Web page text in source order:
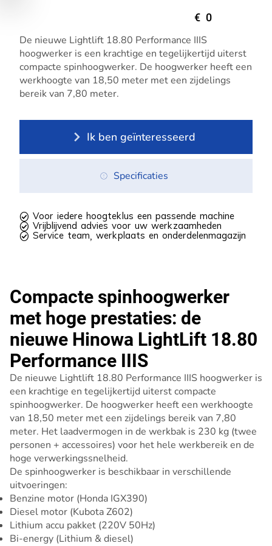
De nieuwe Lightlift 18.80 Performance IIIS
hoogwerker is een krachtige en tegelijkertijd uiterst
compacte spinhoogwerker. De hoogwerker heeft een
​​werkhoogte van 18,50 meter met een zijdelings
bereik van 7,80 meter.
 Voor iedere hoogteklus een passende machine
 Vrijblijvend advies voor uw werkzaamheden
 Service team, werkplaats en onderdelenmagazijn
Ik ben geïnteresseerd
Specificaties
0
€
Compacte spinhoogwerker
met hoge prestaties: de
nieuwe Hinowa LightLift 18.80
Performance IIIS
De nieuwe Lightlift 18.80 Performance IIIS hoogwerker is
een krachtige en tegelijkertijd uiterst compacte
spinhoogwerker. De hoogwerker heeft een werkhoogte
van 18,50 meter met een zijdelings bereik van 7,80
meter. Het laadvermogen in de werkbak is 230 kg (twee
personen + accessoires) voor het hele werkbereik en de
hoge verwerkingssnelheid.
De spinhoogwerker is beschikbaar in verschillende
uitvoeringen:
Benzine motor (Honda IGX390)
Diesel motor (Kubota Z602)
Lithium accu pakket (220V 50Hz)
Bi-energy (Lithium & diesel)